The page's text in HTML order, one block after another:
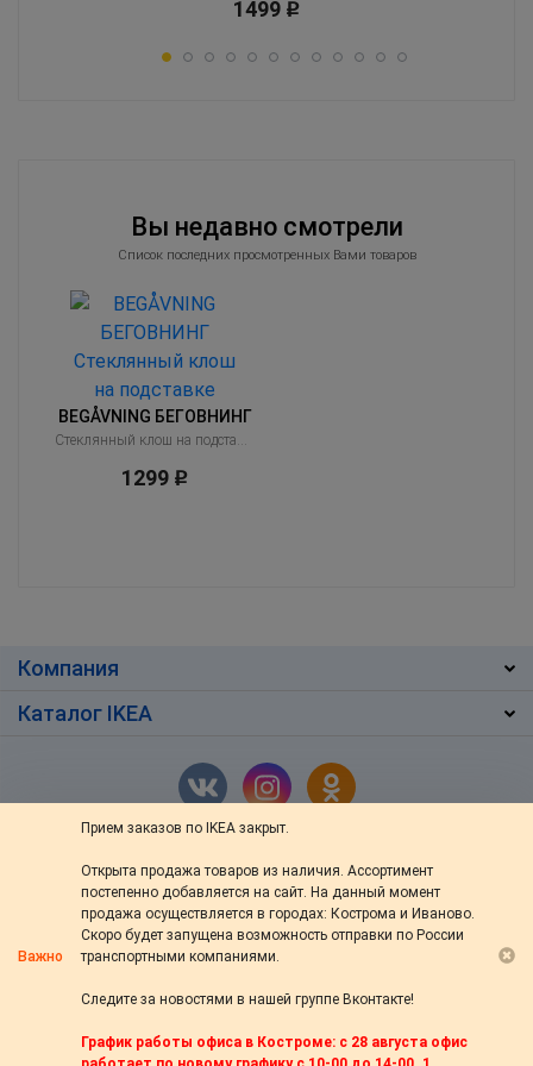
Важно
Прием заказов по IKEA закрыт.
Открыта продажа товаров из наличия. Ассортимент
постепенно добавляется на сайт. На данный момент
продажа осуществляется в городах: Кострома и Иваново.
Скоро будет запущена возможность отправки по России
транспортными компаниями.
Следите за новостями в нашей группе Вконтакте!
График работы офиса в Костроме: с 28 августа офис
1499 Р
Вы недавно смотрели
Список последних просмотренных Вами товаров
BEGÅVNING БЕГОВНИНГ
Стеклянный клош на подставке
1299 Р
Компания
Каталог IKEA
г. Кострома,ул. Ив.Сусанина 48/76
+7 (4942) 46-13-64
пн — вс: с 10:00 до 20:00
© 2014—2026 «s-44.ru» Доставка товаров из IKEA в Кострому. Настоящая
служба доставки не связана с компанией Inter IKEA Systems B.V.,